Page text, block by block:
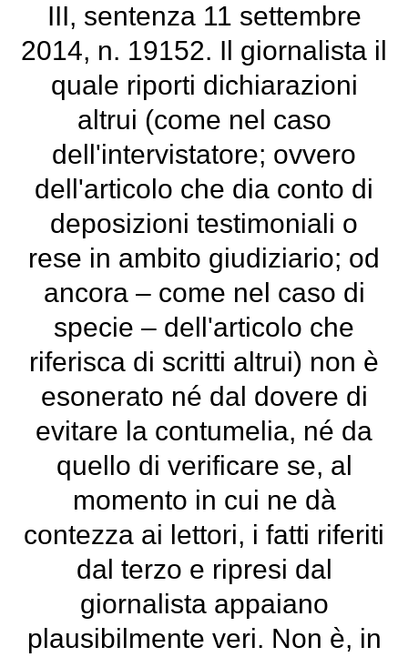
III, sentenza 11 settembre
2014, n. 19152. Il giornalista il
quale riporti dichiarazioni
altrui (come nel caso
dell'intervistatore; ovvero
dell'articolo che dia conto di
deposizioni testimoniali o
rese in ambito giudiziario; od
ancora – come nel caso di
specie – dell'articolo che
riferisca di scritti altrui) non è
esonerato né dal dovere di
evitare la contumelia, né da
quello di verificare se, al
momento in cui ne dà
contezza ai lettori, i fatti riferiti
dal terzo e ripresi dal
giornalista appaiano
plausibilmente veri. Non è, in